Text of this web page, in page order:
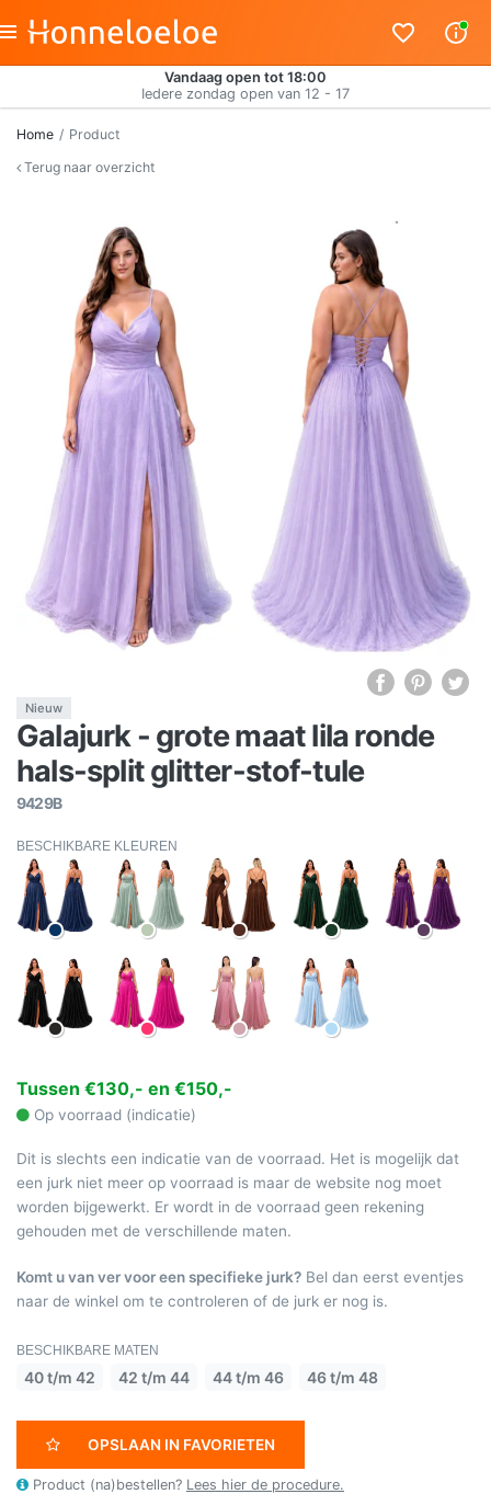
Vandaag open tot 18:00
Iedere zondag open van 12 - 17
Home
Product
Terug naar overzicht
Nieuw
Galajurk - grote maat lila ronde
hals-split glitter-stof-tule
9429B
BESCHIKBARE KLEUREN
Tussen €130,- en €150,-
Op voorraad (indicatie)
Dit is slechts een indicatie van de voorraad. Het is mogelijk dat
een jurk niet meer op voorraad is maar de website nog moet
worden bijgewerkt. Er wordt in de voorraad geen rekening
gehouden met de verschillende maten.
Komt u van ver voor een specifieke jurk? Bel dan eerst eventjes
naar de winkel om te controleren of de jurk er nog is.
BESCHIKBARE MATEN
40 t/m 42 42 t/m 44 44 t/m 46 46 t/m 48
OPSLAAN IN FAVORIETEN
Product (na)bestellen? Lees hier de procedure.